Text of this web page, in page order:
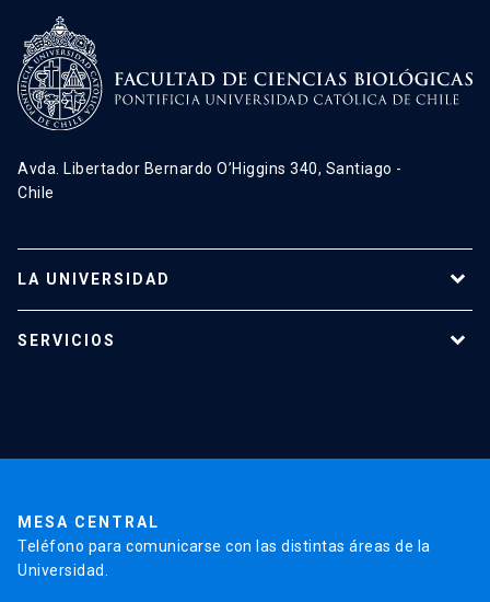
Avda. Libertador Bernardo O’Higgins 340, Santiago -
Chile
LA UNIVERSIDAD
Admisión
SERVICIOS
MESA CENTRAL
Teléfono para comunicarse con las distintas áreas de la
Universidad.